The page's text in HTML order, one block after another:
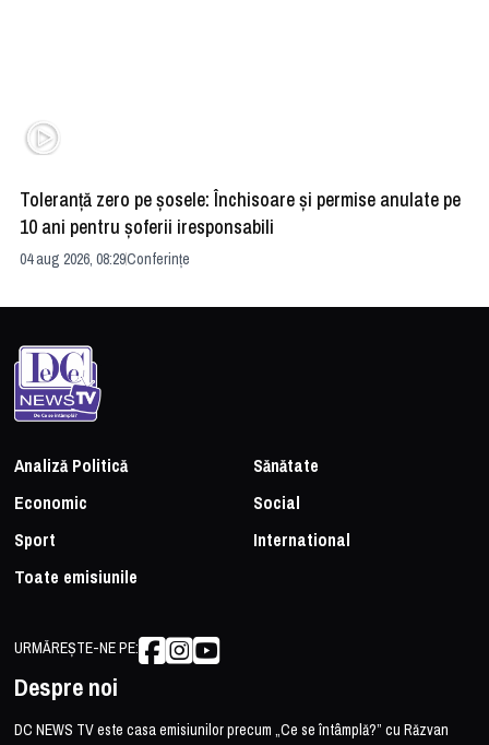
Toleranță zero pe șosele: Închisoare și permise anulate pe
10 ani pentru șoferii iresponsabili
04 aug 2026, 08:29Conferințe
Analiză Politică
Sănătate
Economic
Social
Sport
International
Toate emisiunile
URMĂREȘTE-NE PE:
Despre noi
DC NEWS TV este casa emisiunilor precum „Ce se întâmplă?” cu Răzvan